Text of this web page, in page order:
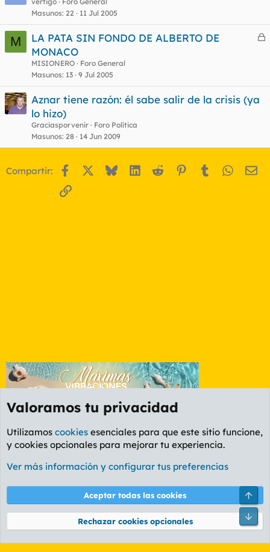
Masunos 22 11 Jul 2005
M
C
a
LA PATA SIN FONDO DE ALBERTO DE
MONACO
MISIONERO
Foro General
Masunos 13 9 Jul 2005
Aznar tiene razón: él sabe salir de la crisis (ya
lo hizo)
Graciasporvenir
Foro Política
Masunos 28 14 Jun 2009
Compartir: Facebook BlueskyLinkedIn
Reddit Pinterest
Tumblr
Enlace
Foro General
Cookies
PL OLDSTYLE AMARILLO
Términos y reglas Política de privacidad Ayuda
Community platform by XenForo® © 2010-2026 XenForo Ltd.
Valoramos tu privacidad
Utilizamos cookies esenciales para que este sitio funcione,
y cookies opcionales para mejorar tu experiencia.
Ver más información y configurar tus preferencias
Aceptar todas las cookies
Rechazar cookies opcionales
Pie